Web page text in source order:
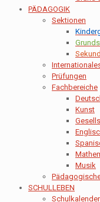
PÄDAGOGIK
Sektionen
Prüfungen
Fachbereiche
Kunst
Musik
SCHULLEBEN
Schulkalender